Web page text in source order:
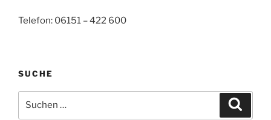
Telefon: 06151 – 422 600
SUCHE
nach: